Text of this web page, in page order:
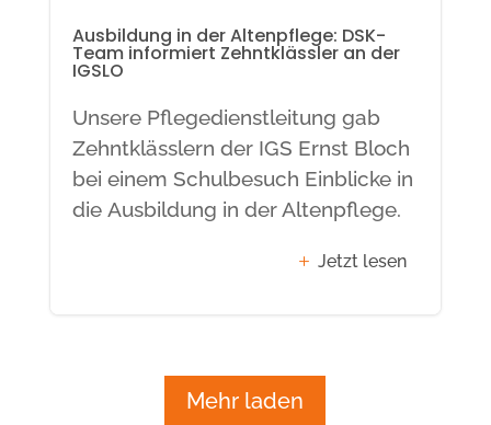
Ausbildung in der Altenpflege: DSK-
Team informiert Zehntklässler an der
IGSLO
Unsere Pflegedienstleitung gab
Zehntklässlern der IGS Ernst Bloch
bei einem Schulbesuch Einblicke in
die Ausbildung in der Altenpflege.
Jetzt lesen
Mehr laden